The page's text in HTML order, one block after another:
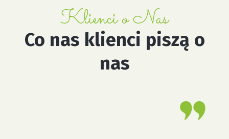
Klienci o Nas
Co nas klienci piszą o
nas